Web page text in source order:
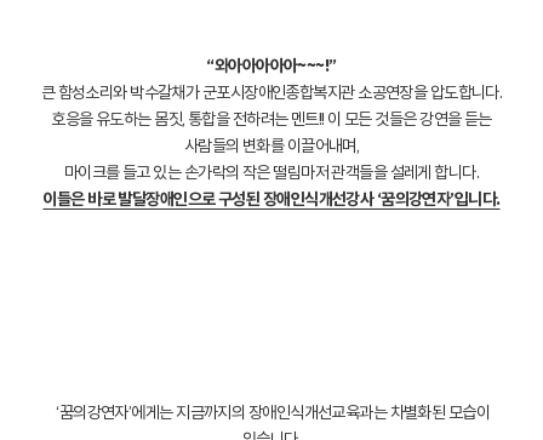
“와아아아아아~~~!”
큰 함성소리와 박수갈채가 군포시장애인종합복지관 소공연장을 압도합니다.
호응을 유도하는 몸짓, 통합을 전하려는 멘트!! 이 모든 것들은 강연을 듣는
사람들의 변화를 이끌어내며,
마이크를 들고 있는 손가락의 작은 떨림마저 관객들을 설레게 합니다.
이들은 바로 발달장애인으로 구성된 장애인식개선강사 ‘꿈의강연자’입니다.
‘꿈의강연자’에게는 지금까지의 장애인식개선교육과는 차별화된 모습이